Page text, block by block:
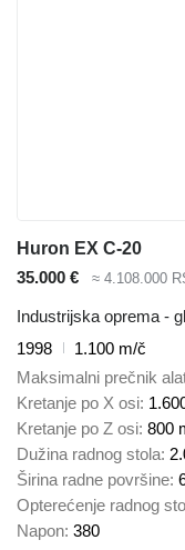
Huron EX C-20
35.000 €
≈ 4.108.000
Industrijska oprema -
1998
1.100 m/č
Maksimalni prečnik
Kretanje po X osi
Kretanje po Z osi 800
Dužina radnog stola
Širina radne površine
Opterećenje radnog
Napon 380